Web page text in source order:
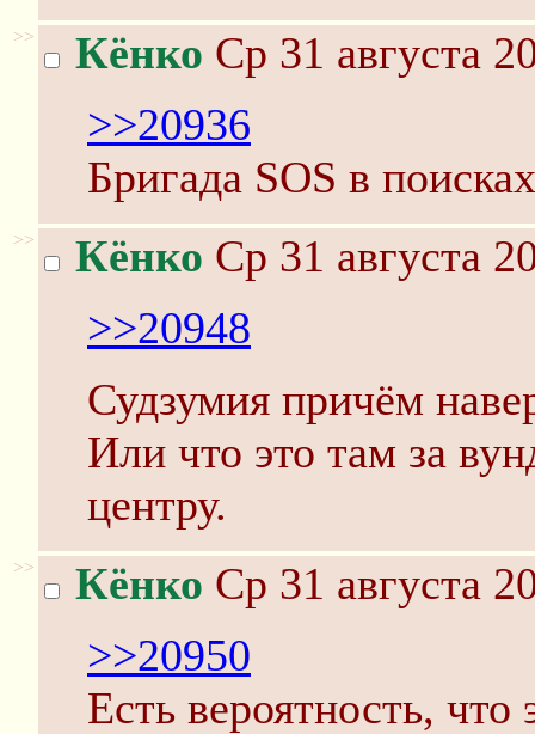
>> Кёнко Ср 31 августа
>>20936
Бригада SOS в
>> Кёнко Ср 31 августа
>>20948
Судзумия причём
Или что это там за
центру.
>> Кёнко Ср 31 августа
>>20950
Есть вероятность, что